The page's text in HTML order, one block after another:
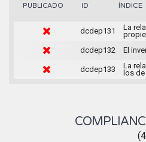
PUBLICADO ID ÍNDICE
dcdep131
La
dcdep132
El
dcdep133
La
los de